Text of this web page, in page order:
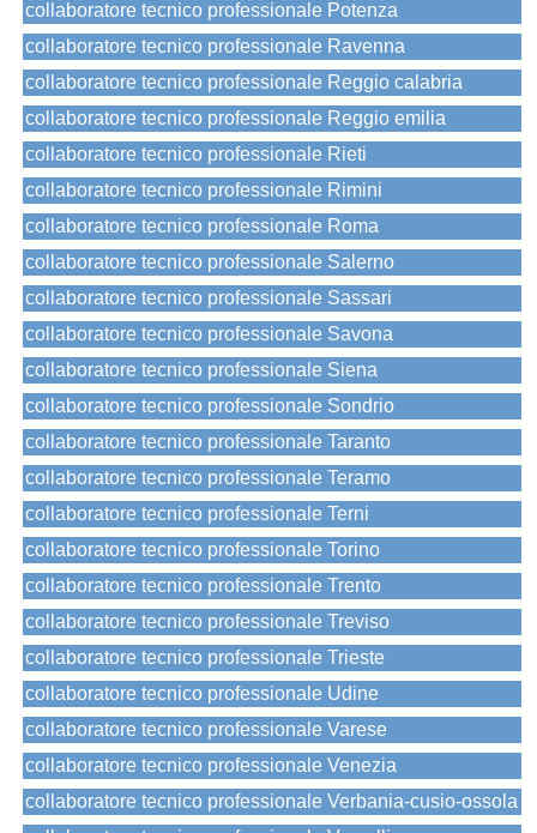
collaboratore tecnico professionale Potenza
collaboratore tecnico professionale Ravenna
collaboratore tecnico professionale Reggio calabria
collaboratore tecnico professionale Reggio emilia
collaboratore tecnico professionale Rieti
collaboratore tecnico professionale Rimini
collaboratore tecnico professionale Roma
collaboratore tecnico professionale Salerno
collaboratore tecnico professionale Sassari
collaboratore tecnico professionale Savona
collaboratore tecnico professionale Siena
collaboratore tecnico professionale Sondrio
collaboratore tecnico professionale Taranto
collaboratore tecnico professionale Teramo
collaboratore tecnico professionale Terni
collaboratore tecnico professionale Torino
collaboratore tecnico professionale Trento
collaboratore tecnico professionale Treviso
collaboratore tecnico professionale Trieste
collaboratore tecnico professionale Udine
collaboratore tecnico professionale Varese
collaboratore tecnico professionale Venezia
collaboratore tecnico professionale Verbania-cusio-ossola